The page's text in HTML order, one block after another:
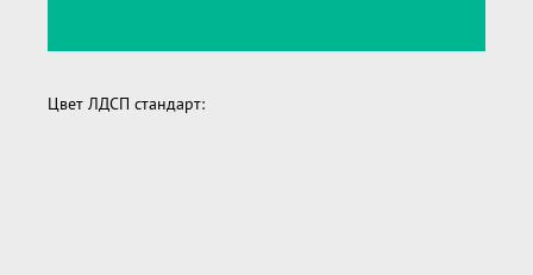
Цвет ЛДСП стандарт: